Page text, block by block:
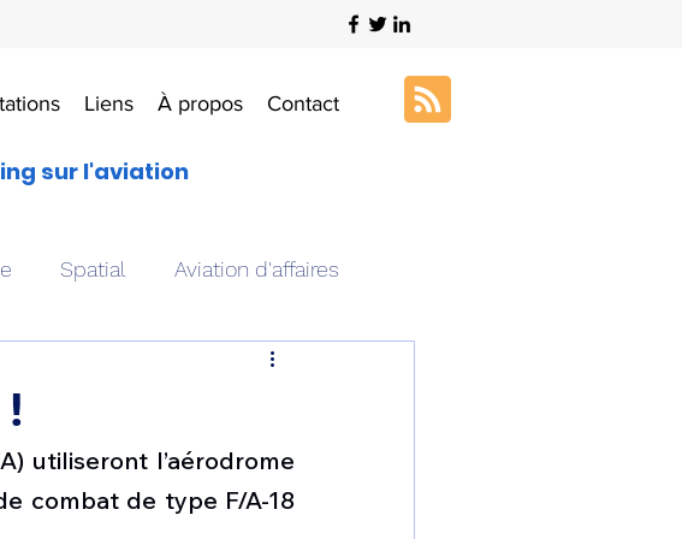
Liens À propos Contact
sur l'aviation
Spatial Aviation d'affaires
Art & Aviation
Formation aéronautique
utiliseront l’aérodrome
combat de type F/A-18